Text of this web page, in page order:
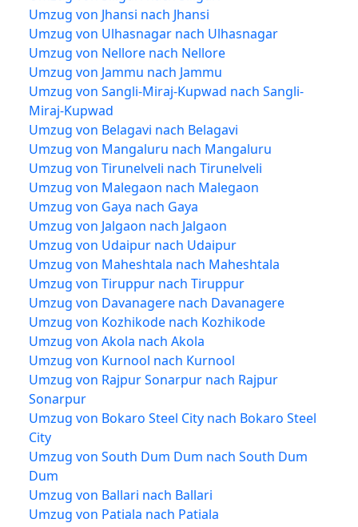
Umzug von Jhansi nach Jhansi
Umzug von Ulhasnagar nach Ulhasnagar
Umzug von Nellore nach Nellore
Umzug von Jammu nach Jammu
Umzug von Sangli-Miraj-Kupwad nach Sangli-
Miraj-Kupwad
Umzug von Belagavi nach Belagavi
Umzug von Mangaluru nach Mangaluru
Umzug von Tirunelveli nach Tirunelveli
Umzug von Malegaon nach Malegaon
Umzug von Gaya nach Gaya
Umzug von Jalgaon nach Jalgaon
Umzug von Udaipur nach Udaipur
Umzug von Maheshtala nach Maheshtala
Umzug von Tiruppur nach Tiruppur
Umzug von Davanagere nach Davanagere
Umzug von Kozhikode nach Kozhikode
Umzug von Akola nach Akola
Umzug von Kurnool nach Kurnool
Umzug von Rajpur Sonarpur nach Rajpur
Sonarpur
Umzug von Bokaro Steel City nach Bokaro Steel
City
Umzug von South Dum Dum nach South Dum
Dum
Umzug von Ballari nach Ballari
Umzug von Patiala nach Patiala